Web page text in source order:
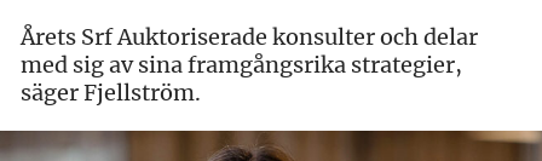
Årets Srf Auktoriserade konsulter och delar
med sig av sina framgångsrika strategier,
säger Fjellström.